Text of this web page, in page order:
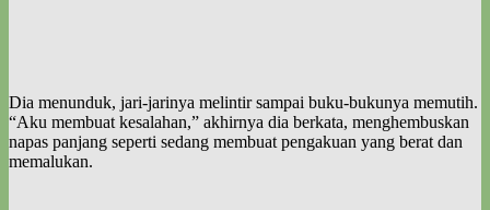
Dia menunduk, jari-jarinya melintir sampai buku-bukunya memutih.
“Aku membuat kesalahan,” akhirnya dia berkata, menghembuskan
napas panjang seperti sedang membuat pengakuan yang berat dan
memalukan.